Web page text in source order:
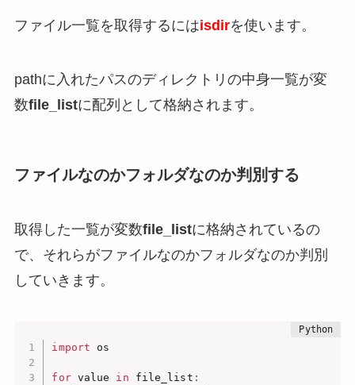
ファイル一覧を取得するにはisdirを使います。
pathに入れたパスのディレクトリの中身一覧が変
数file_listに配列として格納されます。
ファイルなのかフォルダなのか判別する
取得した一覧が変数file_listに格納されているの
で、それらがファイルなのかフォルダなのか判別
していきます。
import os
for value in file_list :